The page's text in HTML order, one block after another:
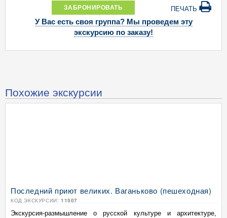
ЗАБРОНИРОВАТЬ ПЕЧАТЬ
У Вас есть своя группа? Мы проведем эту
экскурсию по заказу!
Похожие экскурсии
Последний приют великих. Ваганьково (пешеходная)
КОД ЭКСКУРСИИ: 11507
Экскурсия-размышление о русской культуре и архитектуре,